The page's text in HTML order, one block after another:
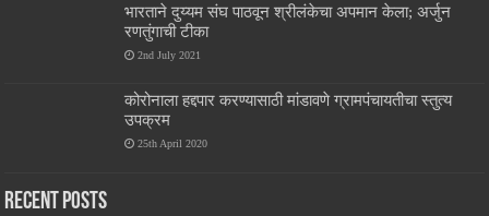
भारताने दुय्यम संघ पाठवून श्रीलंकेचा अपमान केला; अर्जुन
रणतुंगाची टीका
2nd July 2021
कोरोनाला हद्दपार करण्यासाठी मांडावणे ग्रामपंचायतीचा स्तुत्य
उपक्रम
25th April 2020
Recent Posts